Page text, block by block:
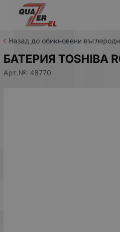
Назад до обикновени
БАТЕРИЯ TOSHIBA
Арт.№: 48770